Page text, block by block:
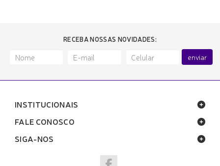
RECEBA NOSSAS NOVIDADES:
enviar
INSTITUCIONAIS
FALE CONOSCO
SIGA-NOS